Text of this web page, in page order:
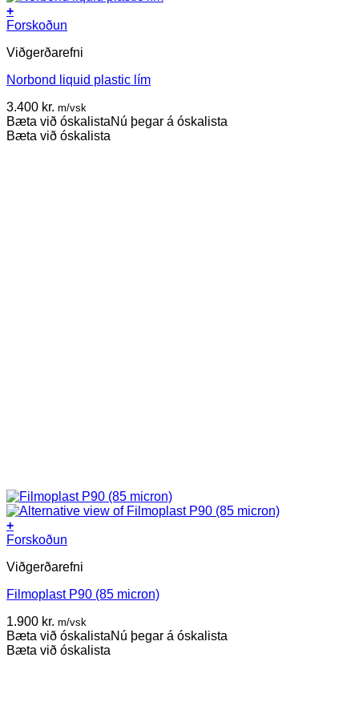
+
Forskoðun
Viðgerðarefni
Norbond liquid plastic lím
3.400 kr. m/vsk
Bæta við óskalistaNú þegar á óskalista
Bæta við óskalista
+
Forskoðun
Viðgerðarefni
Filmoplast P90 (85 micron)
1.900 kr. m/vsk
Bæta við óskalistaNú þegar á óskalista
Bæta við óskalista